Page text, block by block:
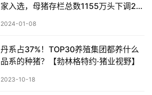
家入选，母猪存栏总数1155万头下调2%
2024-01-08
丹系占37%！TOP30养殖集团都养什么
品系的种猪？【勃林格特约·猪业视野】
2023-10-18